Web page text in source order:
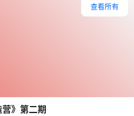
查看所有
》第二期